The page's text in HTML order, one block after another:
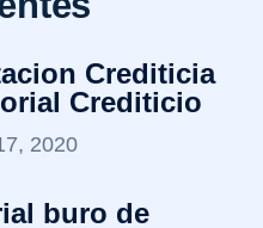
Crediticia
Crediticio
2020
buro de